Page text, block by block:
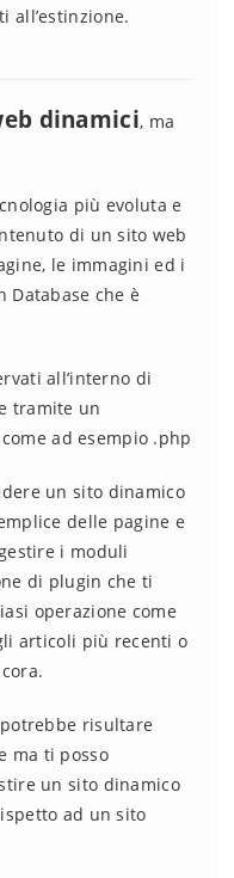
all’estinzione.
dinamici, ma
più evoluta e
di un sito web
le immagini ed i
Database che è
all’interno di
tramite un
ad esempio .php
un sito dinamico
delle pagine e
i moduli
di plugin che ti
operazione come
articoli più recenti o
risultare
ma ti posso
un sito dinamico
ad un sito